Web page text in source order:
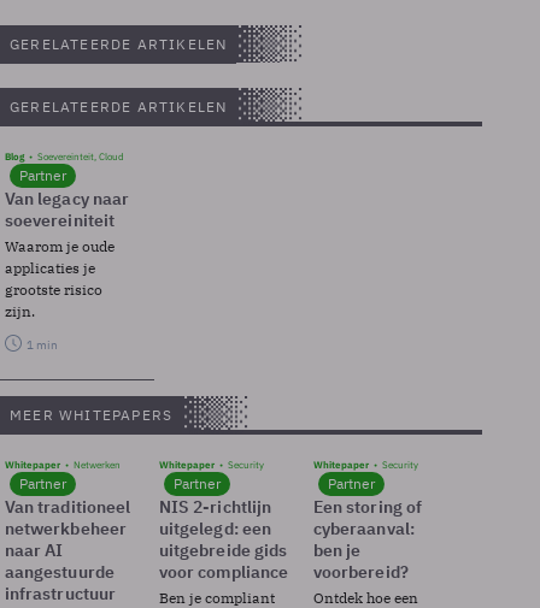
GERELATEERDE ARTIKELEN
GERELATEERDE ARTIKELEN
Blog Soevereinteit, Cloud
Partner
Van legacy naar
soevereiniteit
Waarom je oude
applicaties je
grootste risico
zijn.
1 min
MEER WHITEPAPERS
Whitepaper Netwerken
Partner
Van traditioneel
netwerkbeheer
naar AI
aangestuurde
infrastructuur
Whitepaper Security
Partner
NIS 2-richtlijn
uitgelegd: een
uitgebreide gids
voor compliance
Ben je compliant
Whitepaper Security
Partner
Een storing of
cyberaanval:
ben je
voorbereid?
Ontdek hoe een